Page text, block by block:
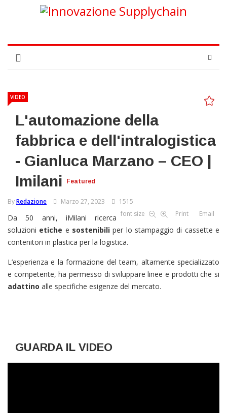
VIDEO
L'automazione della
fabbrica e dell'intralogistica
- Gianluca Marzano – CEO |
Imilani
Featured
ByRedazione Marzo 27, 2023
1515
font size
Print Email
Da 50 anni, iMilani ricerca
soluzioni etiche e sostenibili per lo stampaggio di cassette e
contenitori in plastica per la logistica.
L’esperienza e la formazione del team, altamente specializzato
e competente, ha permesso di sviluppare linee e prodotti che si
adattino alle specifiche esigenze del mercato.
GUARDA IL VIDEO